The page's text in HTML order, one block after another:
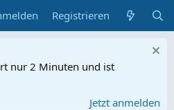
Registrieren
nur 2 Minuten und ist
Jetzt anmelden